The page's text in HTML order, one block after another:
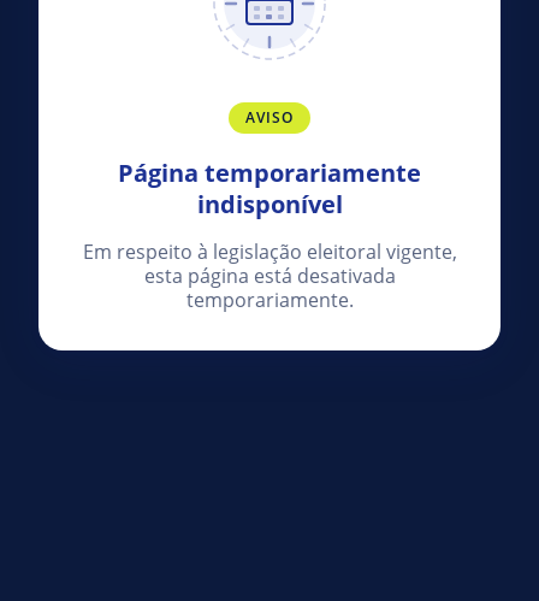
AVISO
Página temporariamente
indisponível
Em respeito à legislação eleitoral vigente,
esta página está desativada
temporariamente.